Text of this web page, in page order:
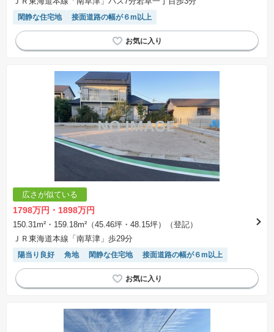
閑静な住宅地 接面道路の幅が６m以上
広さが似ている
1798万円・1898万円
150.31m²・159.18m²（45.46坪・48.15坪）（登記）
ＪＲ東海道本線「南草津」歩29分
陽当り良好 角地 閑静な住宅地 接面道路の幅が６m以上